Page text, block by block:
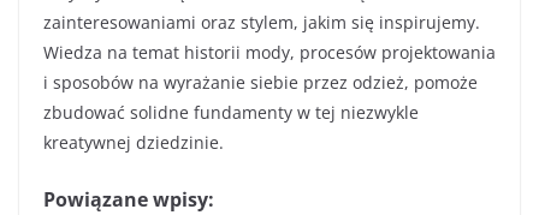
zainteresowaniami oraz stylem, jakim się inspirujemy.
Wiedza na temat historii mody, procesów projektowania
i sposobów na wyrażanie siebie przez odzież, pomoże
zbudować solidne fundamenty w tej niezwykle
kreatywnej dziedzinie.
Powiązane wpisy: